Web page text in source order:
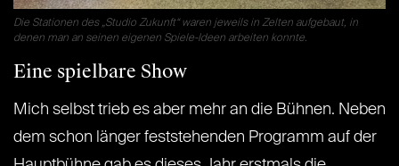
Die Stationen des „Studio Zukunft“ waren jeweils in Zelten aufgebaut, in
denen man an seinen eigenen Spiele-Ideen arbeiten konnte.
Eine spielbare Show
Mich selbst trieb es aber mehr an die Bühnen. Neben
dem schon länger feststehenden Programm auf der